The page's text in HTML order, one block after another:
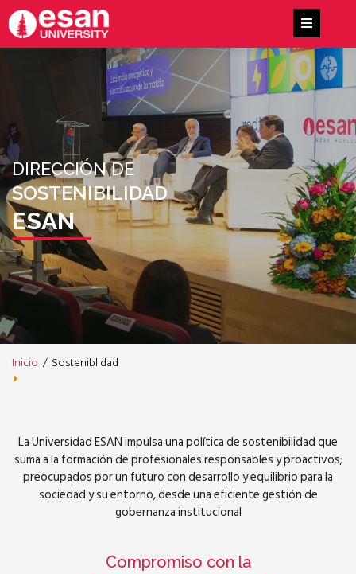
DIRECCIÓN DE
SOSTENIBILIDAD
ESAN
Inicio / Sosteniblidad
La Universidad ESAN impulsa una política de sostenibilidad que
suma a la formación de profesionales responsables y proactivos;
preocupados por un futuro con desarrollo y equilibrio para la
sociedad y su entorno, desde una eficiente gestión de
gobernanza institucional
Compromiso con la